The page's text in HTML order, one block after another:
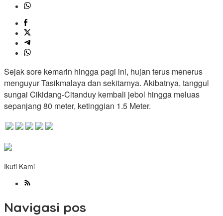
Sejak sore kemarin hingga pagi ini, hujan terus menerus
menguyur Tasikmalaya dan sekitarnya. Akibatnya, tanggul
sungai Cikidang-Citanduy kembali jebol hingga meluas
sepanjang 80 meter, ketinggian 1.5 Meter.
Ikuti Kami
Navigasi pos